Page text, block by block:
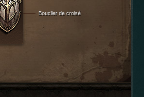
Bouclier de croisé